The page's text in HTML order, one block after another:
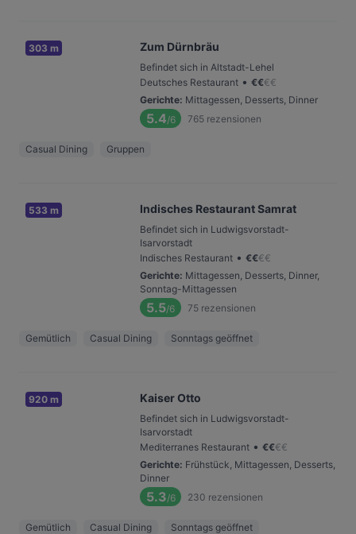
303 m Zum Dürnbräu
Befindet sich in Altstadt-Lehel
Deutsches Restaurant • €€€€
Gerichte: Mittagessen, Desserts, Dinner
5.4/6 765 rezensionen
Casual Dining Gruppen
533 m Indisches Restaurant Samrat
Befindet sich in Ludwigsvorstadt-
Isarvorstadt
Indisches Restaurant • €€€€
Gerichte: Mittagessen, Desserts, Dinner,
Sonntag-Mittagessen
5.5/6 75 rezensionen
Gemütlich Casual Dining Sonntags geöffnet
920 m Kaiser Otto
Befindet sich in Ludwigsvorstadt-
Isarvorstadt
Mediterranes Restaurant • €€€€
Gerichte: Frühstück, Mittagessen, Desserts,
Dinner
5.3/6 230 rezensionen
Gemütlich Casual Dining Sonntags geöffnet